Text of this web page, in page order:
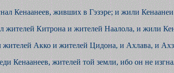
Кенаанеев, живших в Гэзэре; и жили Кенаанеи
жителей Китрона и жителей Наалола, и жили
жителей Акко и жителей Цидона, и Ахлава, и
Кенаанеев, жителей той земли, ибо он не